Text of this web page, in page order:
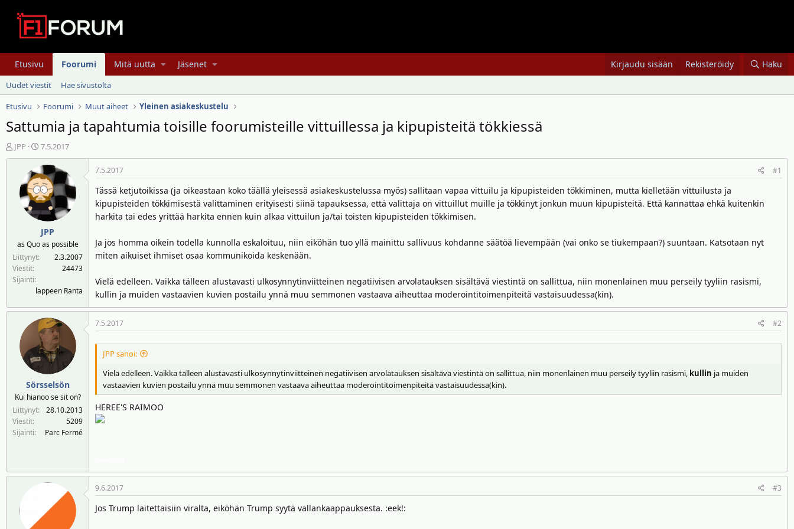
Etusivu Foorumi Mitä uutta Jäsenet Kirjaudu sisään Rekisteröidy Haku
Uudet viestit
Hae sivustolta
Etusivu
Foorumi Muut aiheet Yleinen asiakeskustelu
Sattumia ja tapahtumia toisille foorumisteille vittuillessa ja kipupisteitä tökkiessä
V
i
j
u
n
o
JPP
A
l
o
i
t
u
s
p
ä
m
ä
r
ä
7.5.2017
JPP
as Quo as possible
Liittynyt
2.3.2007
Viestit
24473
Sijainti
lappeen Ranta
7.5.2017 #1
Tässä ketjutoikissa (ja oikeastaan koko täällä yleisessä asiakeskustelussa myös) sallitaan vapaa vittuilu ja kipupisteiden tökkiminen, mutta kielletään vittuilusta ja
kipupisteiden tökkimisestä valittaminen erityisesti siinä tapauksessa, että valittaja on vittuillut muille ja tökkinyt jonkun muun kipupisteitä. Että kannattaa ehkä kuitenkin
harkita tai edes yrittää harkita ennen kuin alkaa vittuilun ja/tai toisten kipupisteiden tökkimisen.
Ja jos homma oikein todella kunnolla eskaloituu, niin eiköhän tuo yllä mainittu sallivuus kohdanne säätöä lievempään (vai onko se tiukempaan?) suuntaan. Katsotaan nyt
miten aikuiset ihmiset osaa kommunikoida keskenään.
Vielä edelleen. Vaikka tälleen alustavasti ulkosynnytinviitteinen negatiivisen arvolatauksen sisältävä viestintä on sallittua, niin monenlainen muu perseily tyyliin rasismi,
kullin ja muiden vastaavien kuvien postailu ynnä muu semmonen vastaava aiheuttaa moderointitoimenpiteitä vastaisuudessa(kin).
Sörsselsön
Kui hianoo se sit on?
Liittynyt
28.10.2013
Viestit
5209
Sijainti
Parc Fermé
7.5.2017 #2
JPP sanoi:
Vielä edelleen. Vaikka tälleen alustavasti ulkosynnytinviitteinen negatiivisen arvolatauksen sisältävä viestintä on sallittua, niin monenlainen muu perseily tyyliin rasismi, kullin ja muiden
vastaavien kuvien postailu ynnä muu semmonen vastaava aiheuttaa moderointitoimenpiteitä vastaisuudessa(kin).
HEREE'S RAIMOO
9.6.2017 #3
Jos Trump laitettaisiin viralta, eiköhän Trump syytä vallankaappauksesta. :eek!: